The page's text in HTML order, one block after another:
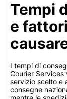
Tempi
e
I tempi di
Courier
servizio scelto e
consegne
mentre le